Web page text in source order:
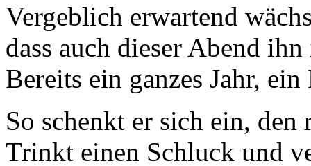
Vergeblich erwartend
dass auch dieser Abend
Bereits ein ganzes Jahr,
So schenkt er sich ein, den
Trinkt einen Schluck und